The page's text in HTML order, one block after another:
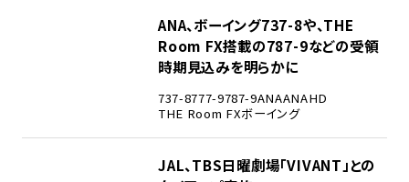
ANA、ボーイング737-8や、THE
Room FX搭載の787-9などの受領
時期見込みを明らかに
737-8777-9787-9ANAANAHD
THE Room FXボーイング
JAL、TBS日曜劇場「VIVANT」との